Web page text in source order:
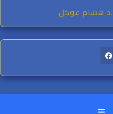
هشام عوكل